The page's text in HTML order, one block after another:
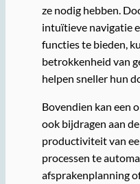
ze nodig hebben.
intuïtieve navigatie
functies te bieden,
betrokkenheid van
helpen sneller hun
Bovendien kan een
ook bijdragen aan
productiviteit van
processen te
afsprakenplanning